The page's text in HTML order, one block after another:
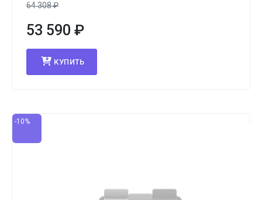
64 308₽
53 590 ₽
КУПИТЬ
-10%